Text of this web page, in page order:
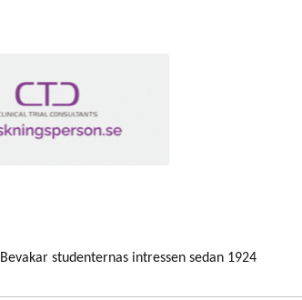
Bevakar studenternas intressen sedan 1924